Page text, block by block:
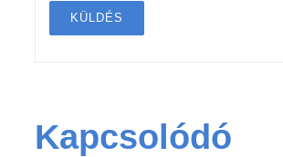
Kapcsolódó